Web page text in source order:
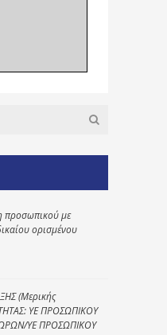
προσωπικού με
ορισμένου
(Μερικής
ΥΕ ΠΡΟΣΩΠΙΚΟΥ
ΥΕ ΠΡΟΣΩΠΙΚΟΥ